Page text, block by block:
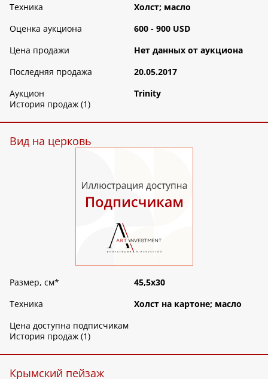
Техника
Холст; масло
Оценка аукциона
600 - 900 USD
Цена продажи
Нет данных от аукциона
Последняя продажа
20.05.2017
Аукцион
Trinity
История продаж (1)
Вид на церковь
Размер, см*
45,5х30
Техника
Холст на картоне; масло
Цена доступна подписчикам
История продаж (1)
Крымский пейзаж